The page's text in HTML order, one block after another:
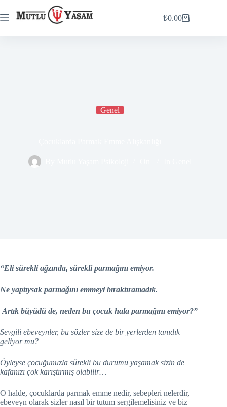
₺0.00
Genel
“Eli sürekli ağzında, sürekli parmağını emiyor.
Ne yaptıysak parmağını emmeyi bıraktıramadık.
Artık büyüdü de, neden bu çocuk hala parmağını emiyor?”
Sevgili ebeveynler, bu sözler size de bir yerlerden tanıdık
geliyor mu?
Öyleyse çocuğunuzla sürekli bu durumu yaşamak sizin de
kafanızı çok karıştırmış olabilir…
O halde, çocuklarda parmak emme nedir, sebepleri nelerdir,
ebeveyn olarak sizler nasıl bir tutum sergilemelisiniz ve biz